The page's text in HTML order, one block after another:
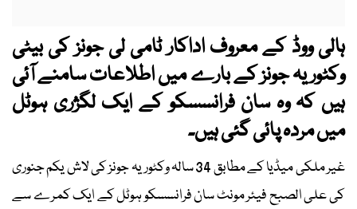
ہالی ووڈ کے معروف اداکار ٹامی لی جونز کی بیٹی
وکٹوریہ جونز کے بارے میں اطلاعات سامنے آئی
ہیں کہ وہ سان فرانسسکو کے ایک لگژری ہوٹل
میں مردہ پائی گئی ہیں۔
غیر ملکی میڈیا کے مطابق 34 سالہ وکٹوریہ جونز کی لاش یکم جنوری
کی علی الصبح فیئر مونٹ سان فرانسسکو ہوٹل کے ایک کمرے سے